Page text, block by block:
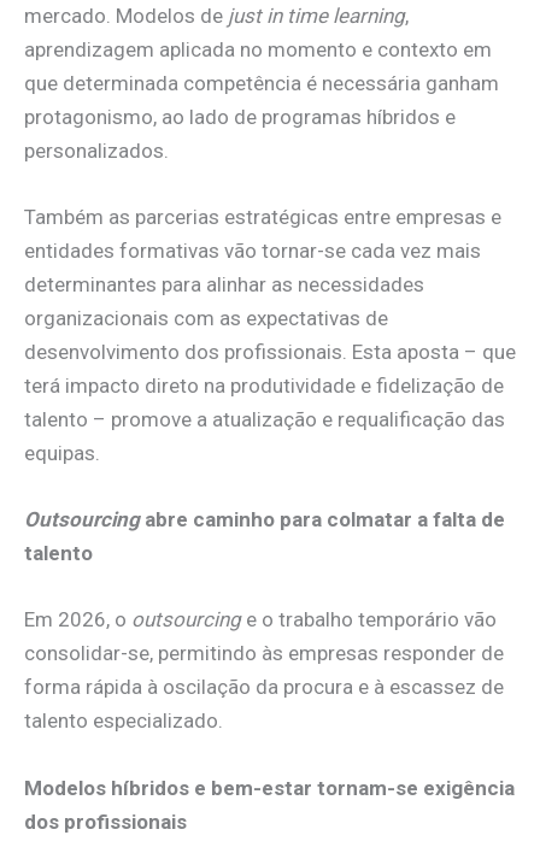
mercado. Modelos de just in time learning,
aprendizagem aplicada no momento e contexto em
que determinada competência é necessária ganham
protagonismo, ao lado de programas híbridos e
personalizados.
Também as parcerias estratégicas entre empresas e
entidades formativas vão tornar-se cada vez mais
determinantes para alinhar as necessidades
organizacionais com as expectativas de
desenvolvimento dos profissionais. Esta aposta – que
terá impacto direto na produtividade e fidelização de
talento – promove a atualização e requalificação das
equipas.
Outsourcingabre caminho para colmatar a falta de
talento
Em 2026, o outsourcinge o trabalho temporário vão
consolidar-se, permitindo às empresas responder de
forma rápida à oscilação da procura e à escassez de
talento especializado.
Modelos híbridos e bem-estar tornam-se exigência
dos profissionais